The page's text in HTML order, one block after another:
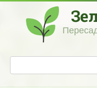
Перейти
контенту
Поиск: